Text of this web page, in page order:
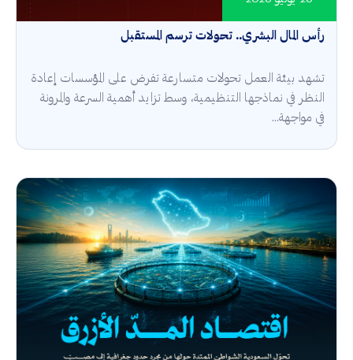
رأس المال البشري.. تحولات ترسم المستقبل
تشهد بيئة العمل تحولات متسارعة تفرض على المؤسسات إعادة
النظر في نماذجها التنظيمية، وسط تزايد أهمية السرعة والمرونة
في مواجهة...